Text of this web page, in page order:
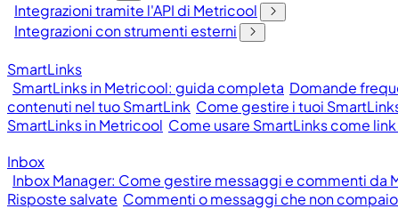
Integrazioni tramite l'API di Metricool
Integrazioni con strumenti esterni
SmartLinks
SmartLinks in Metricool: guida completa Domande
contenuti nel tuo SmartLink Come gestire i tuoi
SmartLinks in Metricool Come usare SmartLinks come
Inbox
Inbox Manager: Come gestire messaggi e commenti da
Risposte salvate Commenti o messaggi che non